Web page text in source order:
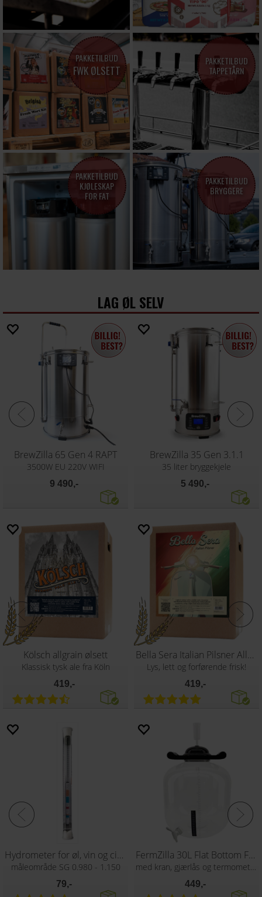
PAKKETILBUD
FWK ØLSETT
PAKKETILBUD
TAPPETÅRN
PAKKETILBUD
KJØLESKAP
FOR FAT
PAKKETILBUD
BRYGGERE
LAG ØL SELV
BrewZilla 65 Gen 4 RAPT
3500W EU 220V WIFI
9 490,-
BrewZilla 35 Gen 3.1.1
35 liter bryggekjele
5 490,-
Kölsch allgrain ølsett
Klassisk tysk ale fra Köln
419,-
Bella Sera Italian Pilsner Allgrain Ølse
Lys, lett og forførende frisk!
419,-
Hydrometer for øl, vin og cider
måleområde SG 0.980 - 1.150
79,-
FermZilla 30L Flat Bottom Fermenter
med kran, gjærlås og termometer
449,-